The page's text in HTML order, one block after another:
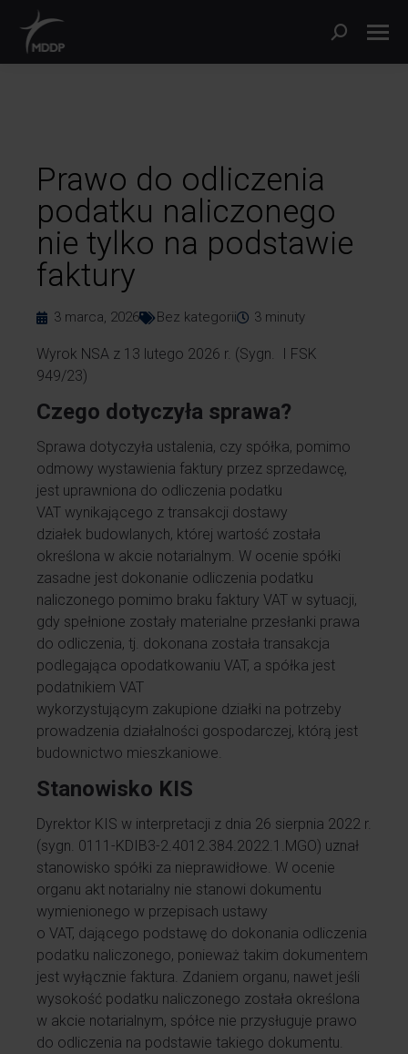
Prawo do odliczenia
podatku naliczonego
nie tylko na podstawie
faktury
3 marca, 2026 Bez kategorii 3 minuty
Wyrok NSA z 13 lutego 2026 r. (Sygn. I FSK
949/23)
Czego dotyczyła sprawa?
Sprawa dotyczyła ustalenia, czy spółka, pomimo
odmowy wystawienia faktury przez sprzedawcę,
jest uprawniona do odliczenia podatku
VAT wynikającego z transakcji dostawy
działek budowlanych, której wartość została
określona w akcie notarialnym. W ocenie spółki
zasadne jest dokonanie odliczenia podatku
naliczonego pomimo braku faktury VAT w sytuacji,
gdy spełnione zostały materialne przesłanki prawa
do odliczenia, tj. dokonana została transakcja
podlegająca opodatkowaniu VAT, a spółka jest
podatnikiem VAT
wykorzystującym zakupione działki na potrzeby
prowadzenia działalności gospodarczej, którą jest
budownictwo mieszkaniowe.
Stanowisko KIS
Dyrektor KIS w interpretacji z dnia 26 sierpnia 2022 r.
(sygn. 0111-KDIB3-2.4012.384.2022.1.MGO) uznał
stanowisko spółki za nieprawidłowe. W ocenie
organu akt notarialny nie stanowi dokumentu
wymienionego w przepisach ustawy
o VAT, dającego podstawę do dokonania odliczenia
podatku naliczonego, ponieważ takim dokumentem
jest wyłącznie faktura. Zdaniem organu, nawet jeśli
wysokość podatku naliczonego została określona
w akcie notarialnym, spółce nie przysługuje prawo
do odliczenia na podstawie takiego dokumentu.